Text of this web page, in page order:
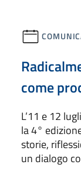
come
L’11 e 12
la 4°
storie,
un dialogo